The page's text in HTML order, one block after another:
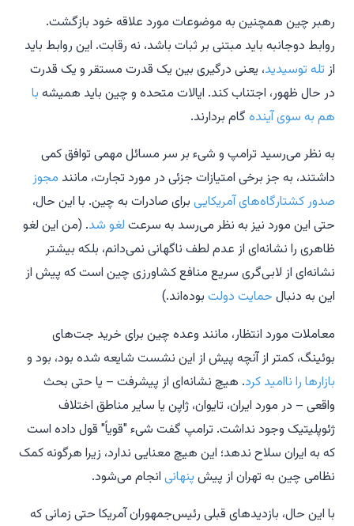
رهبر چین همچنین به موضوعات مورد علاقه خود بازگشت.
روابط دوجانبه باید مبتنی بر ثبات باشد، نه رقابت. این روابط باید
از تله توسیدید، یعنی درگیری بین یک قدرت مستقر و یک قدرت
در حال ظهور، اجتناب کند. ایالات متحده و چین باید همیشه با
هم به سوی آینده گام بردارند.
به نظر می‌رسید ترامپ و شیء بر سر مسائل مهمی توافق کمی
داشتند، به جز برخی امتیازات جزئی در مورد تجارت، مانند مجوز
صدور کشتارگاه‌های آمریکایی برای صادرات به چین. با این حال،
حتی این مورد نیز به نظر می‌رسد به سرعت لغو شد. (من این لغو
ظاهری را نشانه‌ای از عدم لطف ناگهانی نمی‌دانم، بلکه بیشتر
نشانه‌ای از لابی‌گری سریع منافع کشاورزی چین است که پیش از
این به دنبال حمایت دولت بوده‌اند.)
معاملات مورد انتظار، مانند وعده چین برای خرید جت‌های
بوئینگ، کمتر از آنچه پیش از این نشست شایعه شده بود، بود و
بازارها را ناامید کرد. هیچ نشانه‌ای از پیشرفت – یا حتی بحث
واقعی – در مورد ایران، تایوان، ژاپن یا سایر مناطق اختلاف
ژئوپلیتیک وجود نداشت. ترامپ گفت شیء "قویاً" قول داده است
که به ایران سلاح ندهد؛ این هیچ معنایی ندارد، زیرا هرگونه کمک
نظامی چین به تهران از پیش پنهانی انجام می‌شود.
با این حال، بازدیدهای قبلی رئیس‌جمهوران آمریکا حتی زمانی که